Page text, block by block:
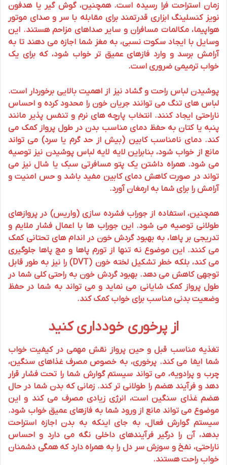
زمان استراحت فرا رسیده است. همچنین،گوش گیر یاهدفون
نویز کنسلینگ ابزاری قدرتمند برای مقابله با سر و صدای موتور
هواپیما، مکالمات مسافران و سایر صداهای مزاحم هستند. این
وسایل با ایجاد سکوت نسبی، به مغز شما اجازه می دهند تا به
آرامش برسد و وارد فازهای عمیق تر خواب شود، که برای یک
خواب ترمیمی ضروری است.
پوشیدنلباس راحت و گشاد نیز از اهمیت بالایی برخوردار است.
لباس های تنگ می توانند جریان خون را محدود کرده و احساس
ناراحتی ایجاد کنند. انتخاب پارچه های نرم و تنفس پذیر مانند
پنبه یا کتان به حفظ دمای مناسب بدن در طول پرواز کمک می
کند. دمای نامناسب کابین (بیش از حد گرم یا سرد) می تواند
مانع از خواب شود، بنابراین لایه لایه لباس پوشیدن نیز توصیه
می شود. همراه داشتن یک پتو مسافرتی سبک یا شال نیز می
تواند در صورت کاهش دمای کابین مفید باشد و حس امنیت و
آرامش را برای شما به ارمغان آورد.
همچنین، استفاده ازجوراب فشرده سازی(واریس) در پروازهای
طولانی توصیه می شود. این جوراب ها با اعمال فشار ملایم و
تدریجی بر پاها، به بهبود گردش خون در اندام های تحتانی کمک
می کنند. این موضوع نه تنها از تورم پاها و مچ پاها جلوگیری
می کند، بلکه خطر تشکیل لخته خون (DVT) را نیز به طور قابل
توجهی کاهش می دهد. بهبود گردش خون به راحتیکلی شما در
طولپرواز کمک شایانی می نماید و می تواند به شما در حفظ
وضعیت بدنی مناسب برای خواب کمک کند.
از پرخوری خودداری کنید
تغذیه مناسب قبل و حینپرواز نقش مهمی در کیفیت خواب
شما ایفا می کند. پرخوری، به خصوص مصرف غذاهای سنگین،
چرب و پرادویه، می تواند سیستم گوارش شما را تحت فشار قرار
دهد و فرآیند هضم را طولانی تر کند. زمانی که بدن شما در حال
هضم غذای سنگین است، انرژی زیادی مصرف می کند و این
موضوع می تواند مانع از ورود شما به فازهای عمیق خواب شود.
سیستم گوارش فعال، به جای اینکه به بدن اجازه استراحت
بدهد، آن را درگیر فرآیندهای داخلی نگه می دارد و احساس
ناراحتی، نفخ و سوزش سر دل را به همراه دارد که همگی دشمنان
خواب راحتهستند.